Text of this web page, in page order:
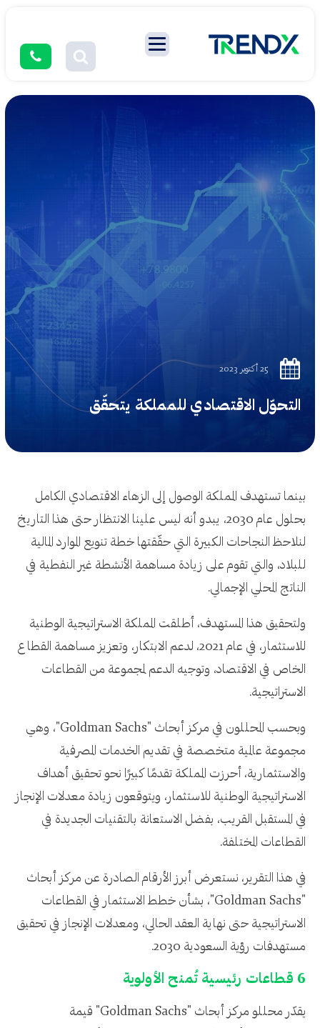
25 أكتوبر 2023
التحوّل الاقتصادي للمملكة يتحقّق
بينما تستهدف المملكة الوصول إلى الزهاء الاقتصادي الكامل
بحلول عام 2030، يبدو أنه ليس علينا الانتظار حتى هذا التاريخ
لنلاحظ النجاحات الكبيرة التي حقّقتها خطة تنويع الموارد المالية
للبلاد، والتي تقوم على زيادة مساهمة الأنشطة غير النفطية في
الناتج المحلي الإجمالي.
ولتحقيق هذا المستهدف، أطلقت المملكة الاستراتيجية الوطنية
للاستثمار، في عام 2021، لدعم الابتكار، وتعزيز مساهمة القطاع
الخاص في الاقتصاد، وتوجيه الدعم لمجموعة من القطاعات
الاستراتيجية.
وبحسب المحللون في مركز أبحاث "Goldman Sachs"، وهي
مجموعة عالمية متخصصة في تقديم الخدمات المصرفية
والاستثمارية، أحرزت المملكة تقدمًا كبيرًا نحو تحقيق أهداف
الاستراتيجية الوطنية للاستثمار، ويتوقعون زيادة معدلات الإنجاز
في المستقبل القريب، بفضل الاستعانة بالتقنيات الجديدة في
القطاعات المختلفة.
في هذا التقرير، نستعرض أبرز الأرقام الصادرة عن مركز أبحاث
"Goldman Sachs"، بشأن خطط الاستثمار في القطاعات
الاستراتيجية حتى نهاية العقد الحالي، ومعدلات الإنجاز في تحقيق
مستهدفات رؤية السعودية 2030.
6 قطاعات رئيسية تُمنح الأولوية
يقدّر محللو مركز أبحاث "Goldman Sachs" قيمة